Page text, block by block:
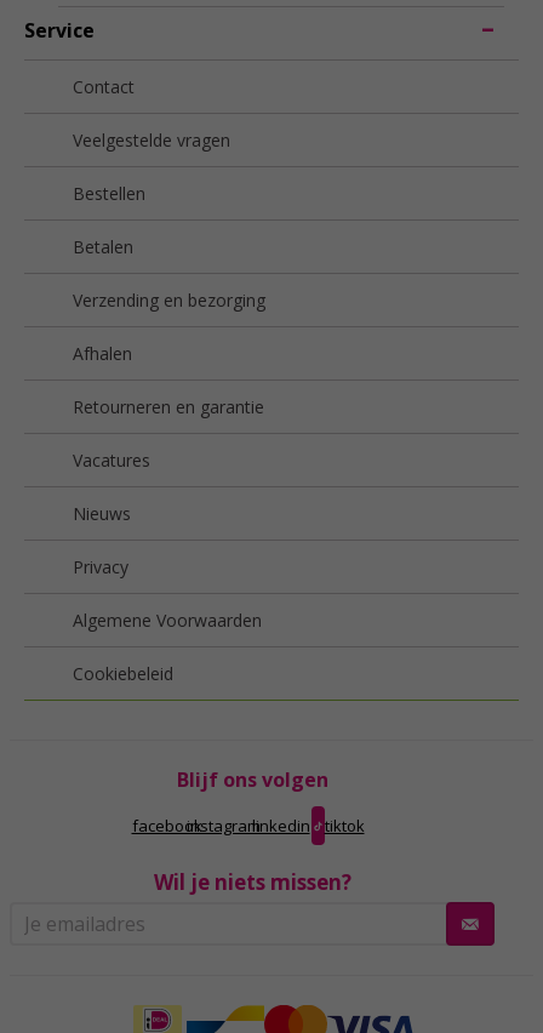
Service
Contact
Veelgestelde vragen
Bestellen
Betalen
Verzending en bezorging
Afhalen
Retourneren en garantie
Vacatures
Nieuws
Privacy
Algemene Voorwaarden
Cookiebeleid
Blijf ons volgen
facebookinstagramlinkedin tiktok
Wil je niets missen?